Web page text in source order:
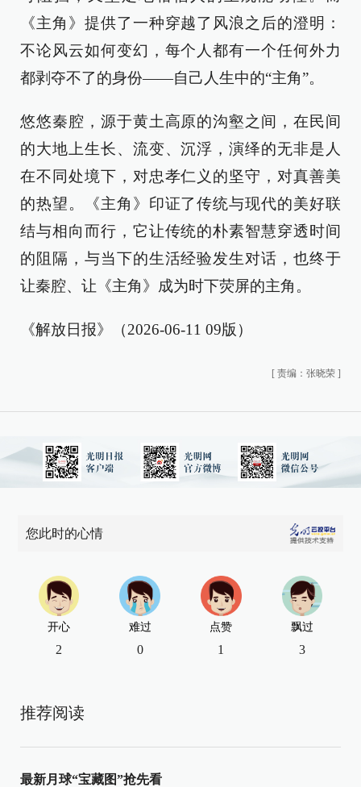
《主角》提供了一种穿越了风浪之后的澄明：
不论风云如何变幻，每个人都有一个任何外力
都剥夺不了的身份——自己人生中的“主角”。
悠悠秦腔，源于黄土高原的沟壑之间，在民间
的大地上生长、流变、沉浮，演绎的无非是人
在不同处境下，对忠孝仁义的坚守，对真善美
的热望。《主角》印证了传统与现代的美好联
结与相向而行，它让传统的朴素智慧穿透时间
的阻隔，与当下的生活经验发生对话，也终于
让秦腔、让《主角》成为时下荧屏的主角。
《解放日报》（2026-06-11 09版）
[ 责编：张晓荣 ]
您此时的心情
开心
2
难过
0
点赞
1
飘过
3
推荐阅读
最新月球“宝藏图”抢先看